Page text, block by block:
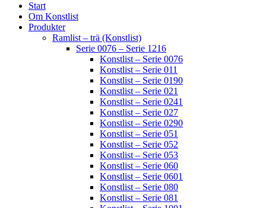
Start
Om Konstlist
Produkter
Ramlist – trä (Konstlist)
Serie 0076 – Serie 1216
Konstlist – Serie 0076
Konstlist – Serie 011
Konstlist – Serie 0190
Konstlist – Serie 021
Konstlist – Serie 0241
Konstlist – Serie 027
Konstlist – Serie 0290
Konstlist – Serie 051
Konstlist – Serie 052
Konstlist – Serie 053
Konstlist – Serie 060
Konstlist – Serie 0601
Konstlist – Serie 080
Konstlist – Serie 081